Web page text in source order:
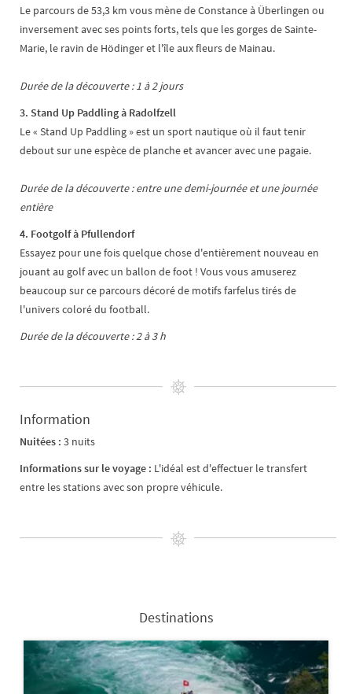
Le parcours de 53,3 km vous mène de Constance à Überlingen ou
inversement avec ses points forts, tels que les gorges de Sainte-
Marie, le ravin de Hödinger et l'île aux fleurs de Mainau.
Durée de la découverte : 1 à 2 jours
3. Stand Up Paddling à Radolfzell
Le « Stand Up Paddling » est un sport nautique où il faut tenir
debout sur une espèce de planche et avancer avec une pagaie.
Durée de la découverte : entre une demi-journée et une journée
entière
4. Footgolf à Pfullendorf
Essayez pour une fois quelque chose d'entièrement nouveau en
jouant au golf avec un ballon de foot ! Vous vous amuserez
beaucoup sur ce parcours décoré de motifs farfelus tirés de
l'univers coloré du football.
Durée de la découverte : 2 à 3 h
Information
Nuitées : 3 nuits
Informations sur le voyage : L'idéal est d'effectuer le transfert
entre les stations avec son propre véhicule.
Destinations